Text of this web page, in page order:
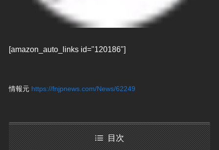
[amazon_auto_links id="120186"]
情報元 https://fnjpnews.com/News/62249
目次